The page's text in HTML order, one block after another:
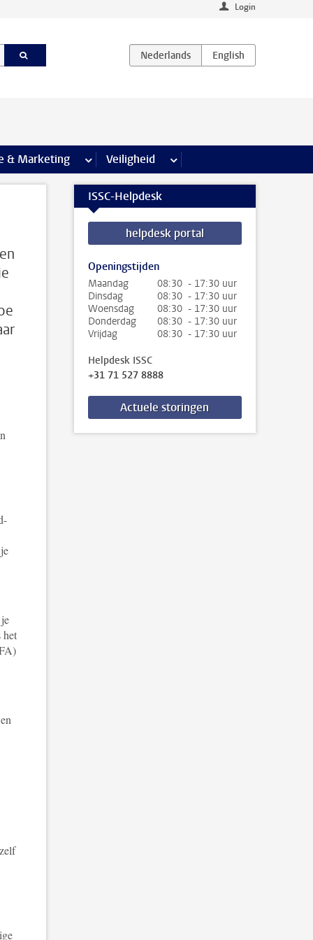
Login
& Marketing meer Communicatie & Marketing pagina’s
Veiligheid meer Veiligheid pagina’s
het
ISSC-Helpdesk
helpdesk portal
Openingstijden
Maandag
08:30 - 17:30 uur
Dinsdag
08:30 - 17:30 uur
Woensdag
08:30 - 17:30 uur
Donderdag
08:30 - 17:30 uur
Vrijdag
08:30 - 17:30 uur
Helpdesk ISSC
+31 71 527 8888
Actuele storingen